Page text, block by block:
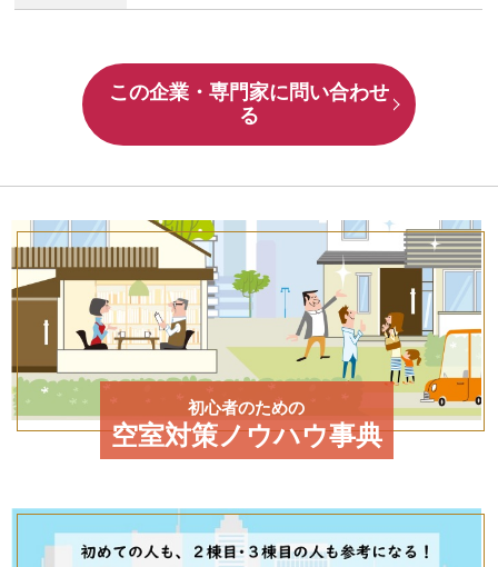
この企業・専門家に問い合わせ
る
初心者のための
空室対策ノウハウ事典